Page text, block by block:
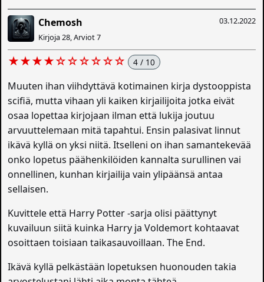
03.12.2022
Chemosh
Kirjoja 28, Arviot 7
★★★★☆☆☆☆☆☆ 4 / 10
Muuten ihan viihdyttävä kotimainen kirja dystooppista
scifiä, mutta vihaan yli kaiken kirjailijoita jotka eivät
osaa lopettaa kirjojaan ilman että lukija joutuu
arvuuttelemaan mitä tapahtui. Ensin palasivat linnut
ikävä kyllä on yksi niitä. Itselleni on ihan samantekevää
onko lopetus päähenkilöiden kannalta surullinen vai
onnellinen, kunhan kirjailija vain ylipäänsä antaa
sellaisen.
Kuvittele että Harry Potter -sarja olisi päättynyt
kuvailuun siitä kuinka Harry ja Voldemort kohtaavat
osoittaen toisiaan taikasauvoillaan. The End.
Ikävä kyllä pelkästään lopetuksen huonouden takia